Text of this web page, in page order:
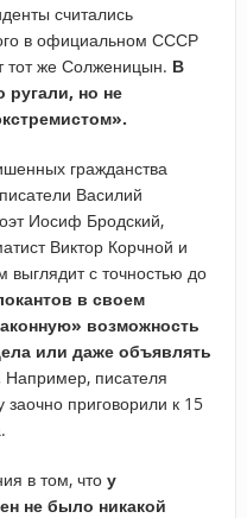
считались
в официальном СССР
тот же Солженицын. В
ругали, но не
гражданства
Василий
Иосиф Бродский,
Виктор Корчной и
выглядит с точностью до
в своем
возможность
или даже объявлять
Например, писателя
приговорили к 15
в том, что у
не было никакой